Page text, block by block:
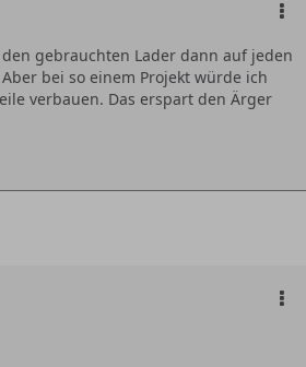
gebrauchten Lader dann auf jeden
bei so einem Projekt würde ich
verbauen. Das erspart den Ärger